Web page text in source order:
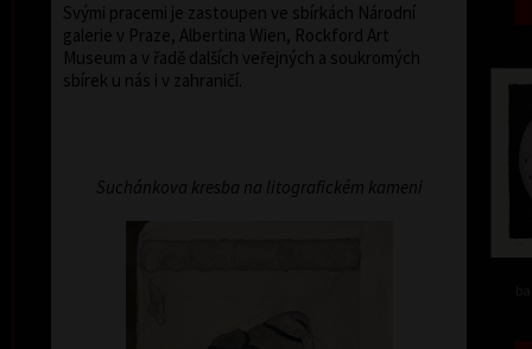
Svými pracemi je zastoupen ve sbírkách Národní
galerie v Praze, Albertina Wien, Rockford Art
Museum a v řadě dalších veřejných a soukromých
sbírek u nás i v zahraničí.
Suchánkova kresba na litografickém kameni